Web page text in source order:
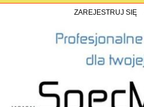
ZAREJESTRUJ SIĘ